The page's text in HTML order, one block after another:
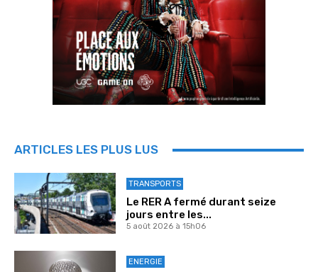
ARTICLES LES PLUS LUS
TRANSPORTS
Le RER A fermé durant seize
jours entre les...
5 août 2026 à 15h06
ENERGIE